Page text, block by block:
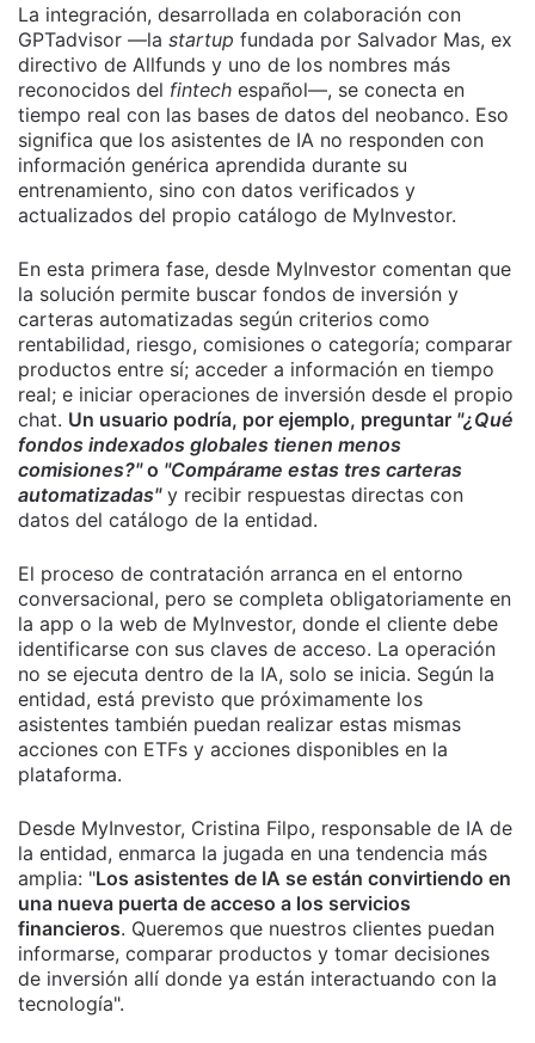
La integración, desarrollada en colaboración con
GPTadvisor —la startup fundada por Salvador Mas, ex
directivo de Allfunds y uno de los nombres más
reconocidos del fintech español—, se conecta en
tiempo real con las bases de datos del neobanco. Eso
significa que los asistentes de IA no responden con
información genérica aprendida durante su
entrenamiento, sino con datos verificados y
actualizados del propio catálogo de MyInvestor.
En esta primera fase, desde MyInvestor comentan que
la solución permite buscar fondos de inversión y
carteras automatizadas según criterios como
rentabilidad, riesgo, comisiones o categoría; comparar
productos entre sí; acceder a información en tiempo
real; e iniciar operaciones de inversión desde el propio
chat. Un usuario podría, por ejemplo, preguntar "¿Qué
fondos indexados globales tienen menos
comisiones?"o "Compárame estas tres carteras
automatizadas"y recibir respuestas directas con
datos del catálogo de la entidad.
El proceso de contratación arranca en el entorno
conversacional, pero se completa obligatoriamente en
la app o la web de MyInvestor, donde el cliente debe
identificarse con sus claves de acceso. La operación
no se ejecuta dentro de la IA, solo se inicia. Según la
entidad, está previsto que próximamente los
asistentes también puedan realizar estas mismas
acciones con ETFs y acciones disponibles en la
plataforma.
Desde MyInvestor, Cristina Filpo, responsable de IA de
la entidad, enmarca la jugada en una tendencia más
amplia: "Los asistentes de IA se están convirtiendo en
una nueva puerta de acceso a los servicios
financieros. Queremos que nuestros clientes puedan
informarse, comparar productos y tomar decisiones
de inversión allí donde ya están interactuando con la
tecnología".